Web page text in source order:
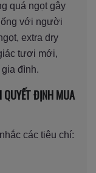
quá ngọt gây
với người
extra dry
tươi mới,
đình.
QUYẾT ĐỊNH MUA
các tiêu chí: